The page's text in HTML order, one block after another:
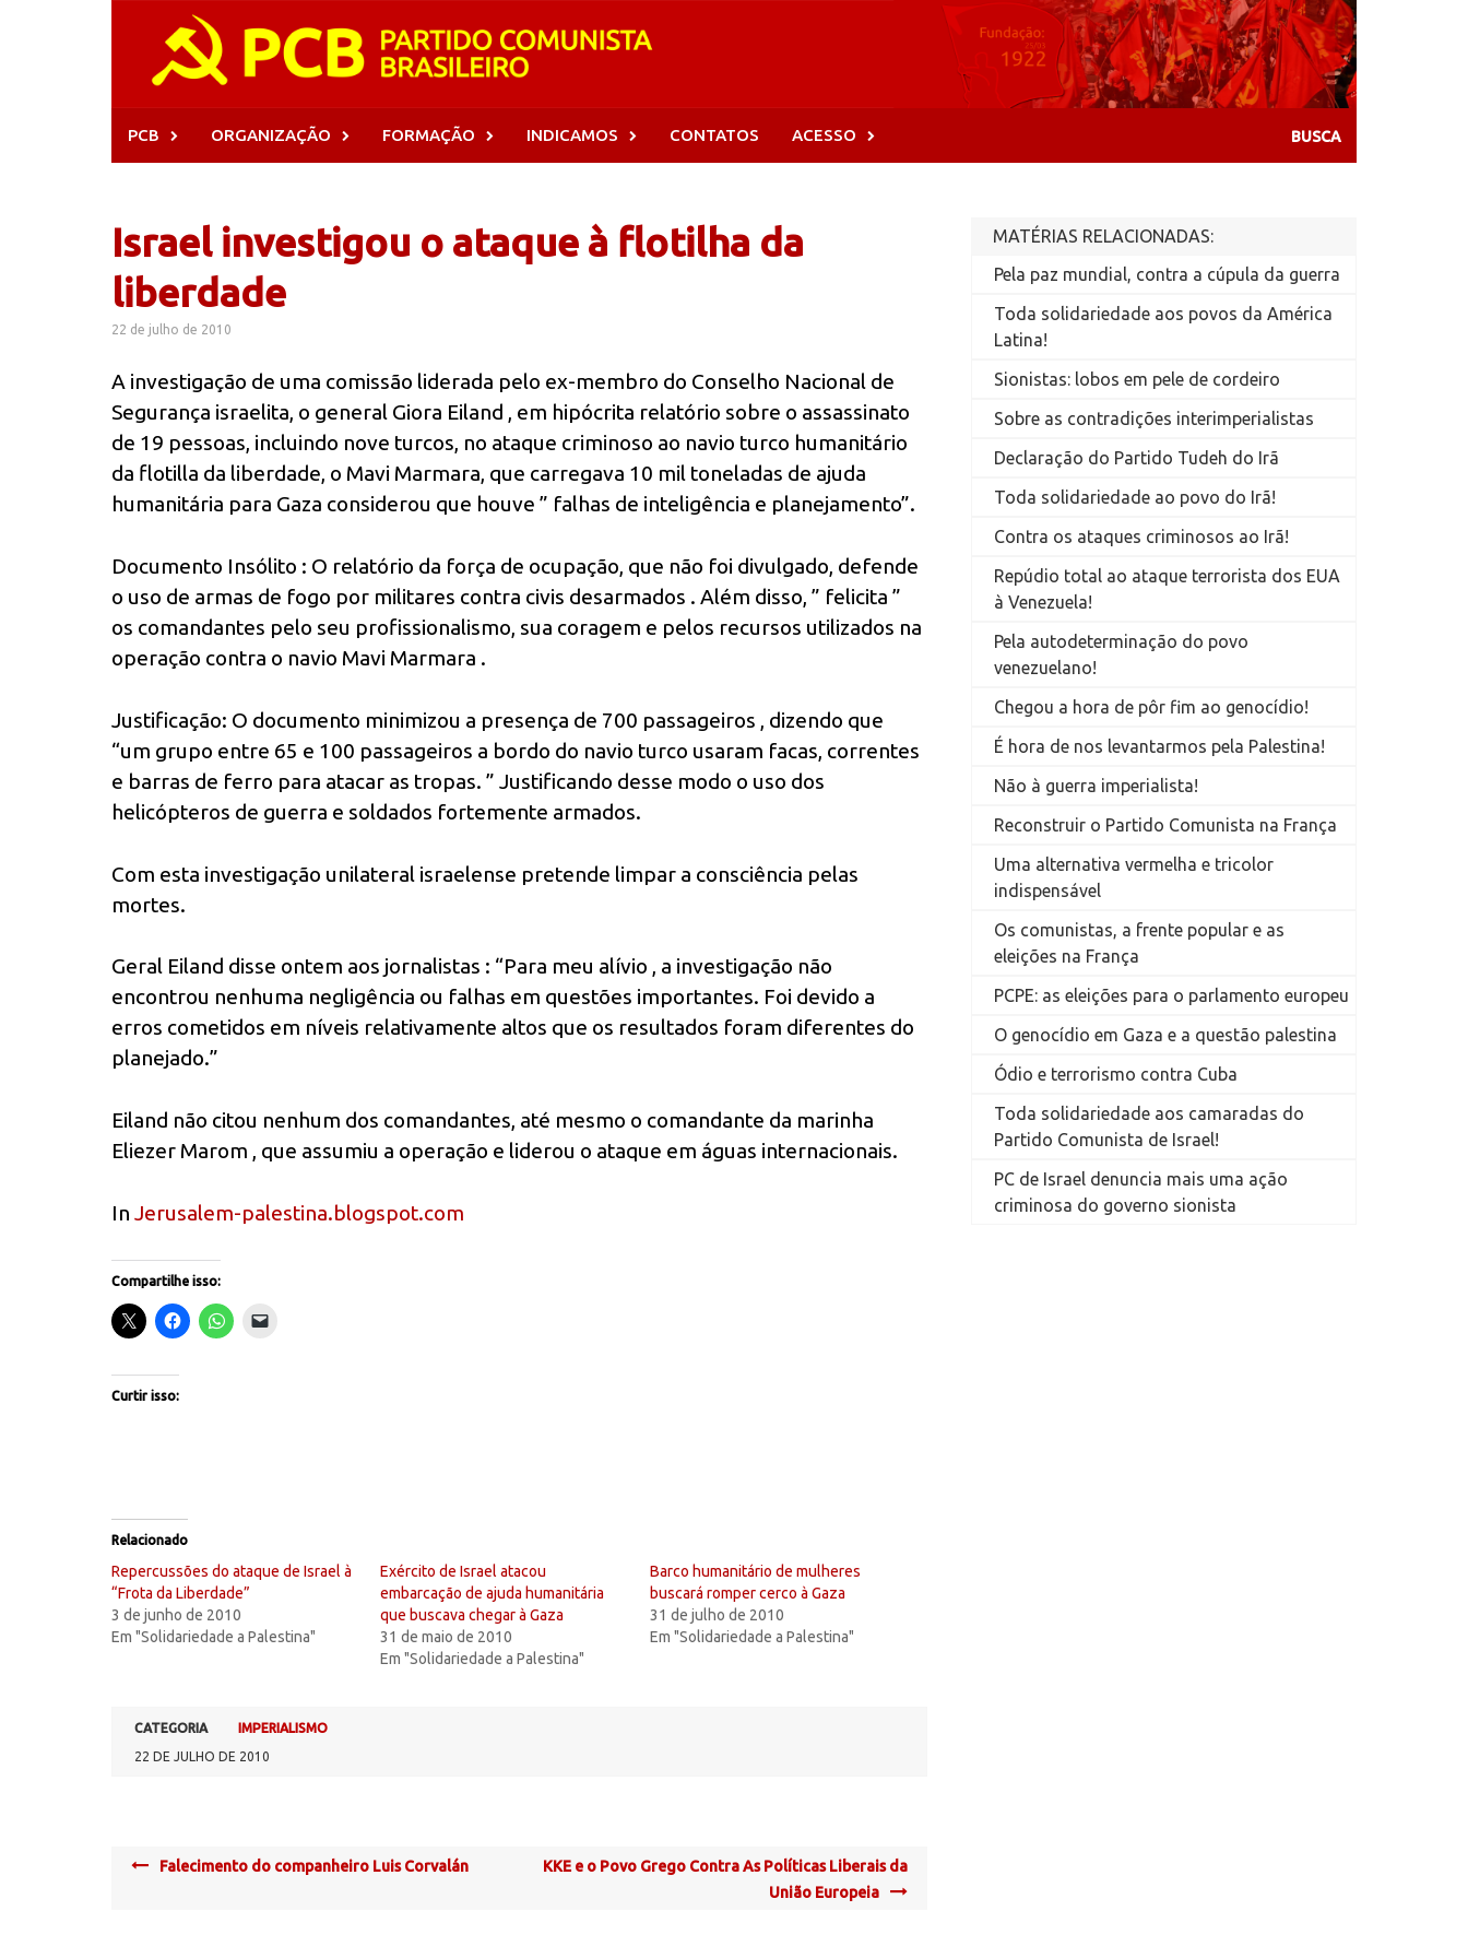
PCB ORGANIZAÇÃO FORMAÇÃO INDICAMOS CONTATOS ACESSO
Israel investigou o ataque à flotilha da
liberdade
22 de julho de 2010
A investigação de uma comissão liderada pelo ex-membro do Conselho Nacional de
Segurança israelita, o general Giora Eiland , em hipócrita relatório sobre o assassinato
de 19 pessoas, incluindo nove turcos, no ataque criminoso ao navio turco humanitário
da flotilla da liberdade, o Mavi Marmara, que carregava 10 mil toneladas de ajuda
humanitária para Gaza considerou que houve ” falhas de inteligência e planejamento”.
Documento Insólito : O relatório da força de ocupação, que não foi divulgado, defende
o uso de armas de fogo por militares contra civis desarmados . Além disso, ” felicita ”
os comandantes pelo seu profissionalismo, sua coragem e pelos recursos utilizados na
operação contra o navio Mavi Marmara .
Justificação: O documento minimizou a presença de 700 passageiros , dizendo que
“um grupo entre 65 e 100 passageiros a bordo do navio turco usaram facas, correntes
e barras de ferro para atacar as tropas. ” Justificando desse modo o uso dos
helicópteros de guerra e soldados fortemente armados.
Com esta investigação unilateral israelense pretende limpar a consciência pelas
mortes.
Geral Eiland disse ontem aos jornalistas : “Para meu alívio , a investigação não
encontrou nenhuma negligência ou falhas em questões importantes. Foi devido a
erros cometidos em níveis relativamente altos que os resultados foram diferentes do
planejado.”
Eiland não citou nenhum dos comandantes, até mesmo o comandante da marinha
Eliezer Marom , que assumiu a operação e liderou o ataque em águas internacionais.
In Jerusalem-palestina.blogspot.com
Compartilhe isso:
Curtir isso:
Relacionado
Repercussões do ataque de Israel à
“Frota da Liberdade”
3 de junho de 2010
Em "Solidariedade a Palestina"
Exército de Israel atacou
embarcação de ajuda humanitária
que buscava chegar à Gaza
31 de maio de 2010
Em "Solidariedade a Palestina"
Barco humanitário de mulheres
buscará romper cerco à Gaza
31 de julho de 2010
Em "Solidariedade a Palestina"
CATEGORIA
IMPERIALISMO
22 DE JULHO DE 2010
PostFalecimento do companheiro Luis Corvalán
KKE e o Povo Grego Contra As Políticas Liberais da
União Europeia
MATÉRIAS RELACIONADAS:
Pela paz mundial, contra a cúpula da guerra
Toda solidariedade aos povos da América
Latina!
Sionistas: lobos em pele de cordeiro
Sobre as contradições interimperialistas
Declaração do Partido Tudeh do Irã
Toda solidariedade ao povo do Irã!
Contra os ataques criminosos ao Irã!
Repúdio total ao ataque terrorista dos EUA
à Venezuela!
Pela autodeterminação do povo
venezuelano!
Chegou a hora de pôr fim ao genocídio!
É hora de nos levantarmos pela Palestina!
Não à guerra imperialista!
Reconstruir o Partido Comunista na França
Uma alternativa vermelha e tricolor
indispensável
Os comunistas, a frente popular e as
eleições na França
PCPE: as eleições para o parlamento europeu
O genocídio em Gaza e a questão palestina
Ódio e terrorismo contra Cuba
Toda solidariedade aos camaradas do
Partido Comunista de Israel!
PC de Israel denuncia mais uma ação
criminosa do governo sionista